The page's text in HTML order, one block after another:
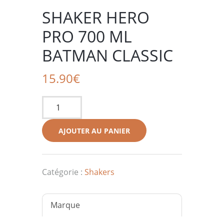
SHAKER HERO
PRO 700 ML
BATMAN CLASSIC
15.90€
quantité
Shaker
hero
pro
700
ml
batman
AJOUTER AU PANIER
Catégorie : Shakers
Marque